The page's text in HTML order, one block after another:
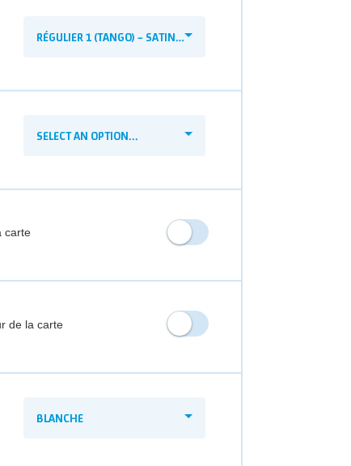
RÉGULIER 1 (TANGO) – SATINÉ 1 CÔTÉ, 12 PTS
SELECT AN OPTION...
carte
de la carte
BLANCHE